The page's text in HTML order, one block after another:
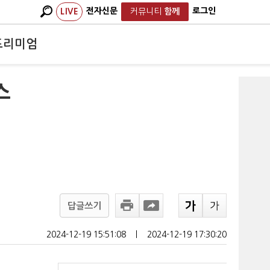
LIVE 전자신문 커뮤니티 함께 로그인
리미엄
답글쓰기
2024-12-19 15:51:08 2024-12-19 17:30:20